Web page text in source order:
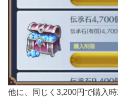
他に、同じく3,200円で購入